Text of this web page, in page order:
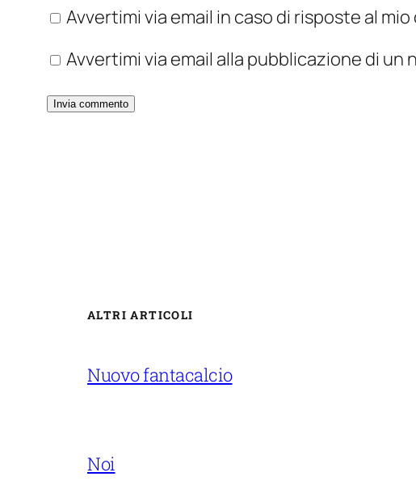
Avvertimi via email in caso di risposte al
Avvertimi via email alla pubblicazione di un
ALTRI ARTICOLI
Nuovo fantacalcio
Noi